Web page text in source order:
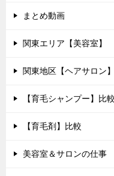
まとめ動画
関東エリア【美容室】
関東地区【ヘアサロン】
【育毛シャンプー】比較
【育毛剤】比較
美容室＆サロンの仕事